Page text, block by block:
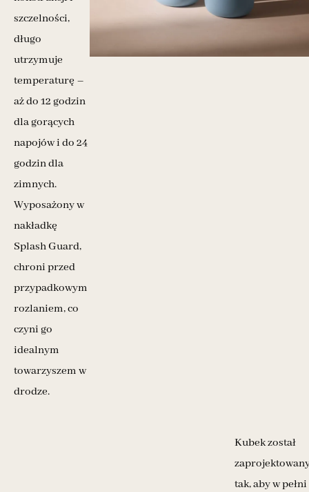
szczelności,
długo
utrzymuje
temperaturę –
aż do 12 godzin
dla gorących
napojów i do 24
godzin dla
zimnych.
Wyposażony w
nakładkę
Splash Guard,
chroni przed
przypadkowym
rozlaniem, co
czyni go
idealnym
towarzyszem w
drodze.
Kubek został
tak, aby w pełni